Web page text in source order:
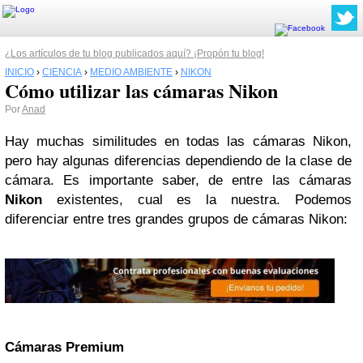
¿Los artículos de tu blog publicados aquí? ¡Propón tu blog!
INICIO › CIENCIA › MEDIO AMBIENTE › NIKON
Cómo utilizar las cámaras Nikon
PorAnad
Hay muchas similitudes en todas las cámaras Nikon,
pero hay algunas diferencias dependiendo de la clase de
cámara. Es importante saber, de entre las cámaras
Nikon existentes, cual es la nuestra. Podemos
diferenciar entre tres grandes grupos de cámaras Nikon:
Cámaras Premium